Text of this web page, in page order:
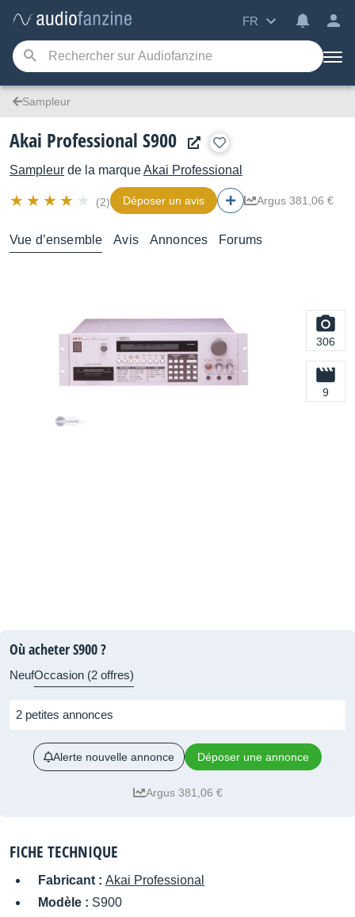
FR
Sampleur
Akai Professional S900
Sampleur de la marqueAkai Professional
(2) Déposer un avis Argus 381,06 €
Vue d’ensemble Avis Annonces Forums
306
9
Où acheter S900 ?
NeufOccasion (2 offres)
2 petites annonces
Alerte nouvelle annonce Déposer une annonce
Argus 381,06 €
FICHE TECHNIQUE
Fabricant : Akai Professional
Modèle : S900